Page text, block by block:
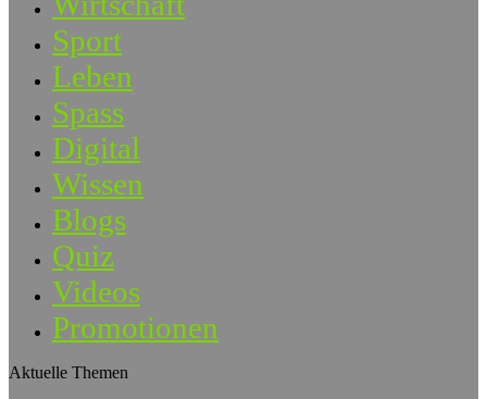
Sport
Leben
Spass
Digital
Wissen
Blogs
Quiz
Videos
Promotionen
Aktuelle Themen